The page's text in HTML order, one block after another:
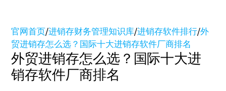
官网首页/进销存财务管理知识库/进销存软件排行/外
贸进销存怎么选？国际十大进销存软件厂商排名
外贸进销存怎么选？国际十大进
销存软件厂商排名